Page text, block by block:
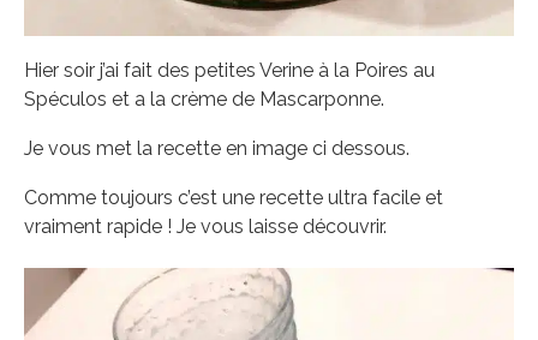
Hier soir j’ai fait des petites Verine à la Poires au
Spéculos et a la crème de Mascarponne.
Je vous met la recette en image ci dessous.
Comme toujours c’est une recette ultra facile et
vraiment rapide ! Je vous laisse découvrir.